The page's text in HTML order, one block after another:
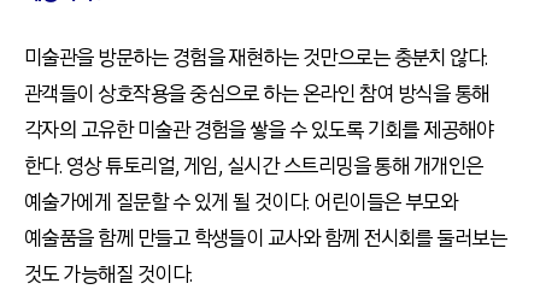
미술관을 방문하는 경험을 재현하는 것만으로는 충분치 않다.
관객들이 상호작용을 중심으로 하는 온라인 참여 방식을 통해
각자의 고유한 미술관 경험을 쌓을 수 있도록 기회를 제공해야
한다. 영상 튜토리얼, 게임, 실시간 스트리밍을 통해 개개인은
예술가에게 질문할 수 있게 될 것이다. 어린이들은 부모와
예술품을 함께 만들고 학생들이 교사와 함께 전시회를 둘러보는
것도 가능해질 것이다.